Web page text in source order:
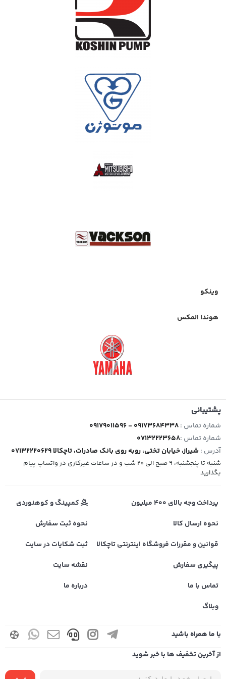
وینکو
هوندا المکس
پشتیبانی
شماره تماس :09179011596 - 09173684338
شماره تماس :07132223658
آدرس :شیراز، خیابان تختی، روبه روی بانک صادرات، تاچکالا 07132220629
شنبه تا پنجشنبه، 9 صبح الی 20 شب و در ساعات غیرکاری در واتساپ پیام
بگذارید
پرداخت وجه بالای 400 میلیون
کمپینگ و کوهنوردی
نحوه ارسال کالا
نحوه ثبت سفارش
قوانین و مقررات فروشگاه اینترنتی تاچکالا
ثبت شکایات در سایت
پیگیری سفارش
نقشه سایت
تماس با ما
درباره ما
وبلاگ
با ما همراه باشید
از آخرین تخفیف ها با خبر شوید